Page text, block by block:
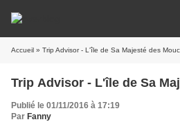
Accueil » Trip Advisor - L'île de Sa Majesté des
Trip Advisor - L'île de Sa
Publié le 01/11/2016 à 17:19
Par Fanny